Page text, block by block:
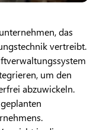
das
vertreibt.
um den
abzuwickeln.